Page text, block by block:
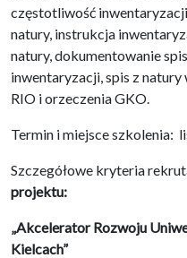
częstotliwość
natury, instrukcja
natury, dokumentowanie
inwentaryzacji, spis z
RIO i orzeczenia GKO.
Termin i miejsce szkolenia:
Szczegółowe kryteria
projektu:
„Akcelerator Rozwoju
Kielcach”